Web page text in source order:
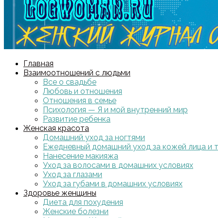
Главная
Взаимоотношений с людьми
Все о свадьбе
Любовь и отношения
Отношения в семье
Психология — Я и мой внутренний мир
Развитие ребенка
Женская красота
Домашний уход за ногтями
Ежедневный домашний уход за кожей лица и
Нанесение макияжа
Уход за волосами в домашних условиях
Уход за глазами
Уход за губами в домашних условиях
Здоровье женщины
Диета для похудения
Женские болезни